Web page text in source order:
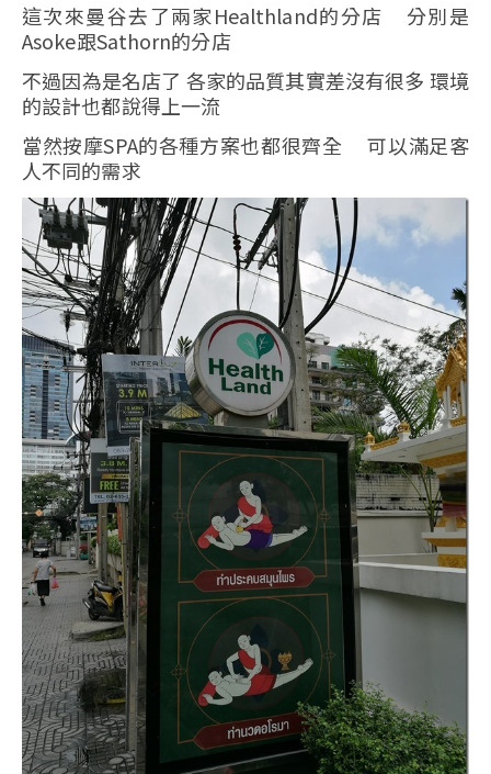
這次來曼谷去了兩家Healthland的分店 分別是
Asoke跟Sathorn的分店
不過因為是名店了 各家的品質其實差沒有很多 環境
的設計也都說得上一流
當然按摩SPA的各種方案也都很齊全 可以滿足客
人不同的需求